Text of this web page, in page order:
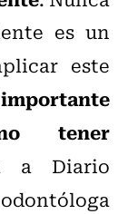
es un
este
tener
a Diario